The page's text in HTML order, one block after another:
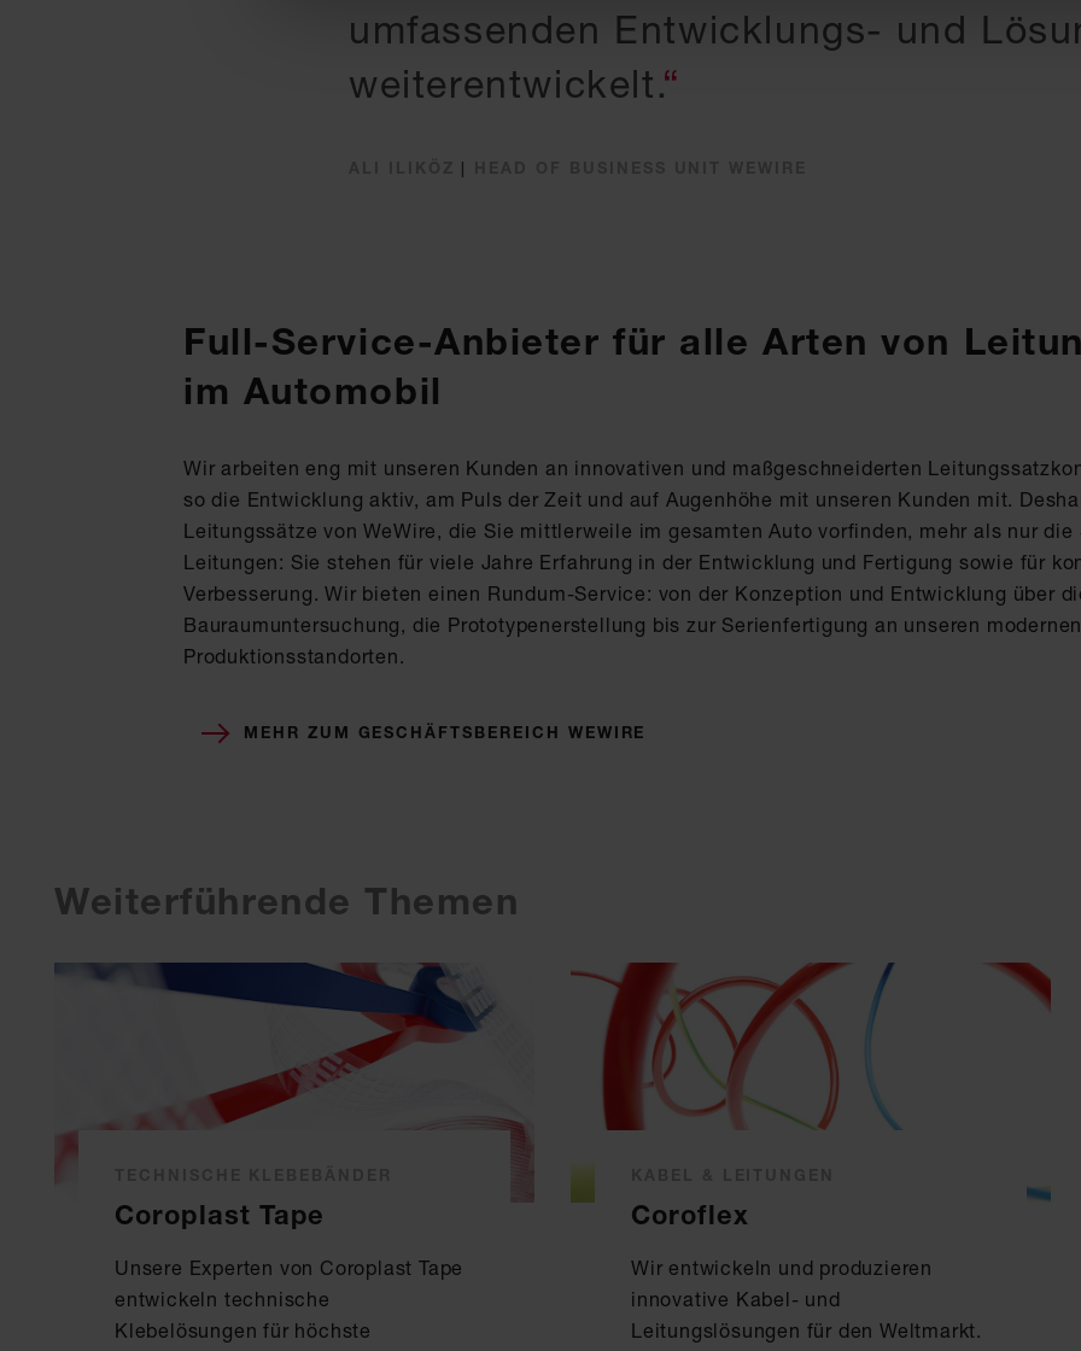
umfassenden Entwicklungs- und
weiterentwickelt.
|
Full-Service-Anbieter für alle Arten von
im Automobil
Wir arbeiten eng mit unseren Kunden an innovativen und maßgeschneiderten
so die Entwicklung aktiv, am Puls der Zeit und auf Augenhöhe mit unseren Kunden mit.
Leitungssätze von WeWire, die Sie mittlerweile im gesamten Auto vorfinden, mehr als nur die
Leitungen: Sie stehen für viele Jahre Erfahrung in der Entwicklung und Fertigung sowie für
Verbesserung. Wir bieten einen Rundum-Service: von der Konzeption und Entwicklung über
Bauraumuntersuchung, die Prototypenerstellung bis zur Serienfertigung an unseren modernen
Produktionsstandorten.
MEHR ZUM GESCHÄFTSBEREICH WEWIRE
Weiterführende Themen
Coroplast Tape
Unsere Experten von Coroplast Tape
entwickeln technische
Klebelösungen für höchste
Coroflex
Wir entwickeln und produzieren
innovative Kabel- und
Leitungslösungen für den Weltmarkt.